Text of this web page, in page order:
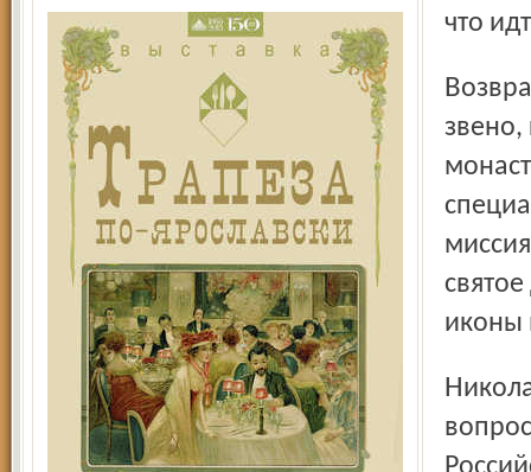
что
Возвращение иконы Толгской Божией Матери - ключевое
иконы
Николай МУХИН, член президентского совета по